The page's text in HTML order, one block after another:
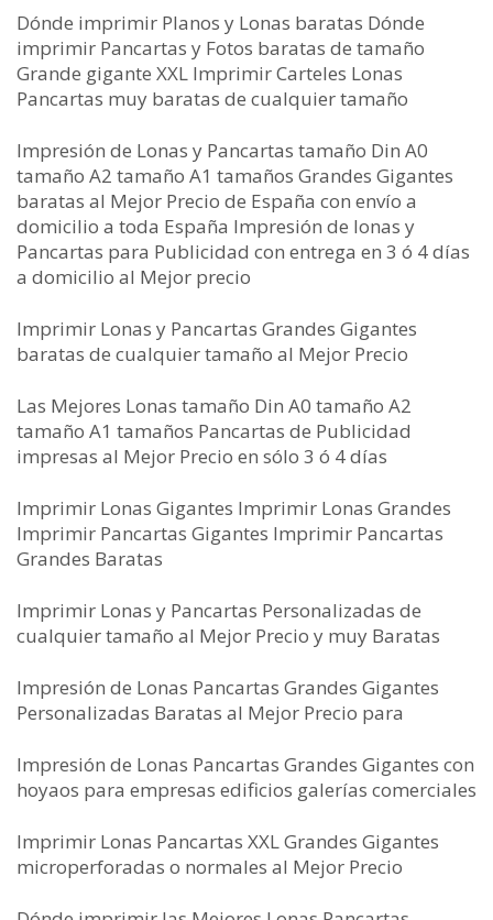
Dónde imprimir Planos y Lonas baratas Dónde
imprimir Pancartas y Fotos baratas de tamaño
Grande gigante XXL Imprimir Carteles Lonas
Pancartas muy baratas de cualquier tamaño
Impresión de Lonas y Pancartas tamaño Din A0
tamaño A2 tamaño A1 tamaños Grandes Gigantes
baratas al Mejor Precio de España con envío a
domicilio a toda España Impresión de lonas y
Pancartas para Publicidad con entrega en 3 ó 4 días
a domicilio al Mejor precio
Imprimir Lonas y Pancartas Grandes Gigantes
baratas de cualquier tamaño al Mejor Precio
Las Mejores Lonas tamaño Din A0 tamaño A2
tamaño A1 tamaños Pancartas de Publicidad
impresas al Mejor Precio en sólo 3 ó 4 días
Imprimir Lonas Gigantes Imprimir Lonas Grandes
Imprimir Pancartas Gigantes Imprimir Pancartas
Grandes Baratas
Imprimir Lonas y Pancartas Personalizadas de
cualquier tamaño al Mejor Precio y muy Baratas
Impresión de Lonas Pancartas Grandes Gigantes
Personalizadas Baratas al Mejor Precio para
Impresión de Lonas Pancartas Grandes Gigantes con
hoyaos para empresas edificios galerías comerciales
Imprimir Lonas Pancartas XXL Grandes Gigantes
microperforadas o normales al Mejor Precio